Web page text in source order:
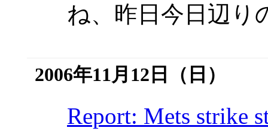
ね、昨日今日辺り
2006年11月12日（日）
Report: Mets strike